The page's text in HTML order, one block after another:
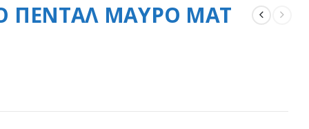
ΠΕΝΤΑΛ ΜΑΥΡΟ ΜΑΤ